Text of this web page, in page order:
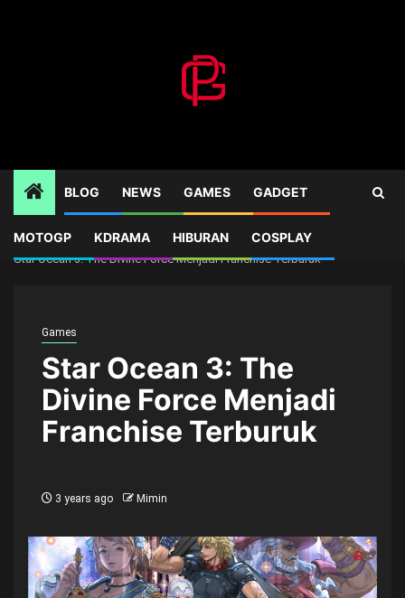
BLOG NEWS GAMES GADGET
MOTOGP KDRAMA HIBURAN COSPLAY
Home
Games
Star Ocean 3: The Divine Force Menjadi Franchise Terburuk
Games
Star Ocean 3: The
Divine Force Menjadi
Franchise Terburuk
3 years ago Mimin